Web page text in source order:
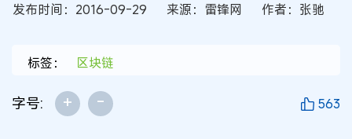
发布时间：2016-09-29 来源：雷锋网 作者：张驰
标签： 区块链
字号: + - 563